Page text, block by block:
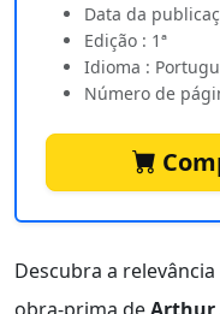
Data da
Edição : 1ª
Idioma :
Número de
Descubra a relevância